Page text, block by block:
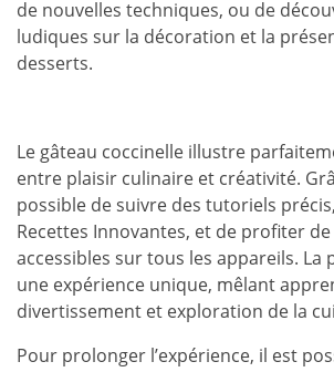
de nouvelles techniques, ou de
ludiques sur la décoration et la
desserts.
Le gâteau coccinelle illustre
entre plaisir culinaire et créativité.
possible de suivre des tutoriels
Recettes Innovantes, et de profiter
accessibles sur tous les appareils.
une expérience unique, mêlant
divertissement et exploration de la
Pour prolonger l’expérience, il est